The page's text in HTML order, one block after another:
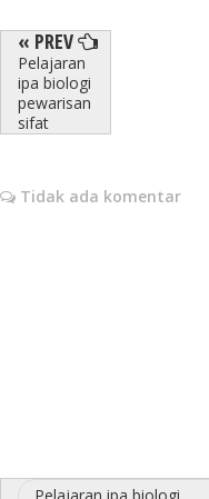
« PREV
Pelajaran
ipa biologi
pewarisan
sifat
Tidak ada komentar